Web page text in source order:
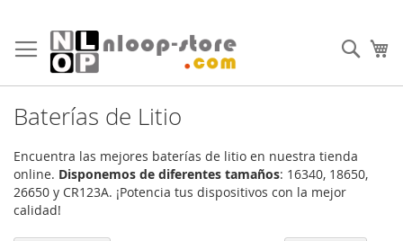
al
contenido
Baterías de Litio
Encuentra las mejores baterías de litio en nuestra tienda
online. Disponemos de diferentes tamaños: 16340, 18650,
26650 y CR123A. ¡Potencia tus dispositivos con la mejor
calidad!